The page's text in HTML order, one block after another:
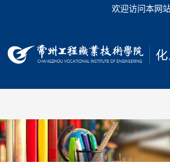
欢迎访问本网站